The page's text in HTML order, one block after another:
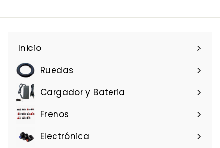
5
9
Inicio
Ruedas
Cargador y Bateria
Frenos
Electrónica